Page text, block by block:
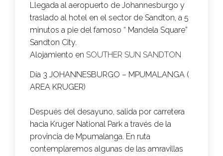
Llegada al aeropuerto de Johannesburgo y
traslado al hotel en el sector de Sandton, a 5
minutos a pie del famoso “ Mandela Square”
Sandton City.
Alojamiento en SOUTHER SUN SANDTON
Día 3 JOHANNESBURGO – MPUMALANGA (
AREA KRUGER)
Después del desayuno, salida por carretera
hacia Kruger National Park a través de la
provincia de Mpumalanga. En ruta
contemplaremos algunas de las amravillas